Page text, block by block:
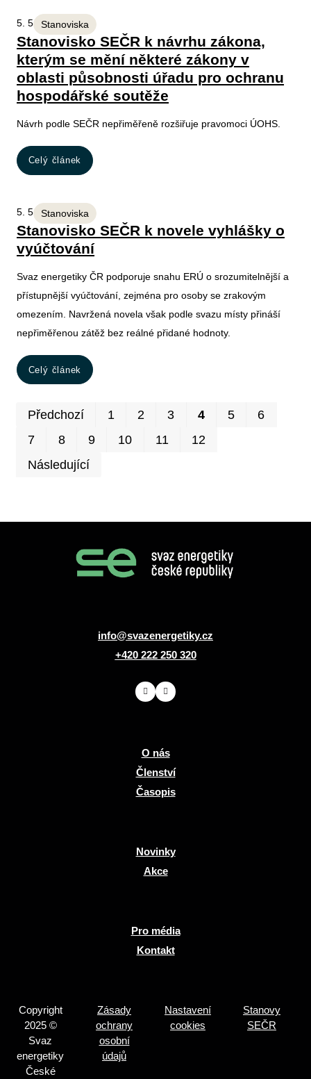
Stanoviska
5. 5. 2026
Stanovisko SEČR k návrhu zákona,
kterým se mění některé zákony v
oblasti působnosti úřadu pro ochranu
hospodářské soutěže
Návrh podle SEČR nepřiměřeně rozšiřuje pravomoci ÚOHS.
Celý článek
Stanoviska
5. 5. 2026
Stanovisko SEČR k novele vyhlášky o
vyúčtování
Svaz energetiky ČR podporuje snahu ERÚ o srozumitelnější a
přístupnější vyúčtování, zejména pro osoby se zrakovým
omezením. Navržená novela však podle svazu místy přináší
nepřiměřenou zátěž bez reálné přidané hodnoty.
Celý článek
Předchozí 1 2 3 4 5
6
7
8 9 10 11
12
Následující
info@svazenergetiky.cz
+420 222 250 320
O nás
Členství
Časopis
Novinky
Akce
Pro média
Kontakt
Copyright
2025 ©
Svaz
energetiky
České
Zásady
ochrany
osobní
údajů
Nastavení
cookies
Stanovy
SEČR